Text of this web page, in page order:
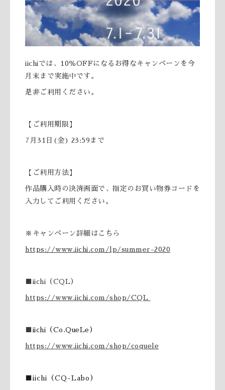
iichiでは、10％OFFになるお得なキャンペーンを今
月末まで実施中です。
是非ご利用ください。
【ご利用期限】
7月31日(金) 23:59まで
【ご利用方法】
作品購入時の決済画面で、指定のお買い物券コードを
入力してご利用ください。
※キャンペーン詳細はこちら
https://www.iichi.com/lp/summer-2020
■iichi（CQL）
https://www.iichi.com/shop/CQL
iichi（Co.QueLe）
https://www.iichi.com/shop/coquele
iichi（CQ-Labo）